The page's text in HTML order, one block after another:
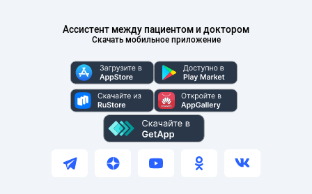
Ассистент между пациентом и доктором
Скачать мобильное приложение